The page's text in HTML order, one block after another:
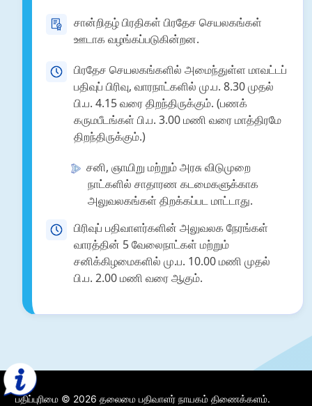
சான்றிதழ் பிரதிகள் பிரதேச செயலகங்கள்
ஊடாக வழங்கப்படுகின்றன.
பிரதேச செயலகங்களில் அமைந்துள்ள மாவட்டப்
பதிவுப் பிரிவு, வாரநாட்களில் மு.ப. 8.30 முதல்
பி.ப. 4.15 வரை திறந்திருக்கும். (பணக்
கருமபீடங்கள் பி.ப. 3.00 மணி வரை மாத்திரமே
திறந்திருக்கும்.)
சனி, ஞாயிறு மற்றும் அரசு விடுமுறை
நாட்களில் சாதாரண கடமைகளுக்காக
அலுவலகங்கள் திறக்கப்பட மாட்டாது.
பிரிவுப் பதிவாளர்களின் அலுவலக நேரங்கள்
வாரத்தின் 5 வேலைநாட்கள் மற்றும்
சனிக்கிழமைகளில் மு.ப. 10.00 மணி முதல்
பி.ப. 2.00 மணி வரை ஆகும்.
பதிப்புரிமை © 2026 தலைமை பதிவாளர் நாயகம் திணைக்களம்.